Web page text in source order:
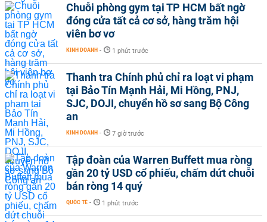
Chuỗi phòng gym tại TP HCM bất ngờ
đóng cửa tất cả cơ sở, hàng trăm hội
viên bơ vơ
KINH DOANH - 1 phút trước
Thanh tra Chính phủ chỉ ra loạt vi phạm
tại Bảo Tín Mạnh Hải, Mi Hồng, PNJ,
SJC, DOJI, chuyển hồ sơ sang Bộ Công
an
KINH DOANH - 7 giờ trước
Tập đoàn của Warren Buffett mua ròng
gần 20 tỷ USD cổ phiếu, chấm dứt chuỗi
bán ròng 14 quý
QUỐC TẾ - 1 phút trước